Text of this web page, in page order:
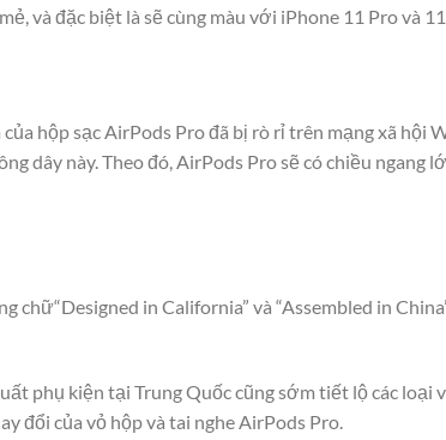
và đặc biệt là sẽ cùng màu với iPhone 11 Pro và
hộp sạc AirPods Pro đã bị rò rỉ trên mạng xã hội
dây này. Theo đó, AirPods Pro sẽ có chiều
chữ“Designed in California” và “Assembled in
phụ kiện tại Trung Quốc cũng sớm tiết lộ các
đổi của vỏ hộp và tai nghe AirPods Pro.